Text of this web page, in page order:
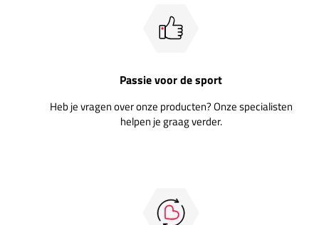
Passie voor de sport
Heb je vragen over onze producten? Onze specialisten
helpen je graag verder.